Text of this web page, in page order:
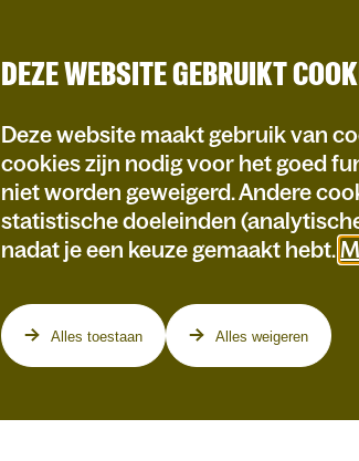
DEZE WEBSITE GEBRUIKT
Deze website maakt gebruik van
cookies zijn nodig voor het goed
niet worden geweigerd. Andere
statistische doeleinden
nadat je een keuze gemaakt hebt.
Alles toestaan Alles weigeren